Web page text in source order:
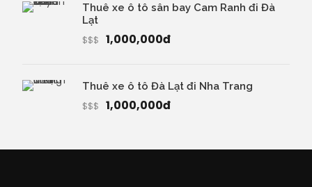
Thuê xe ô tô sân bay Cam Ranh đi Đà
Lạt
$$$ 1,000,000đ
Thuê xe ô tô Đà Lạt đi Nha Trang
$$$ 1,000,000đ